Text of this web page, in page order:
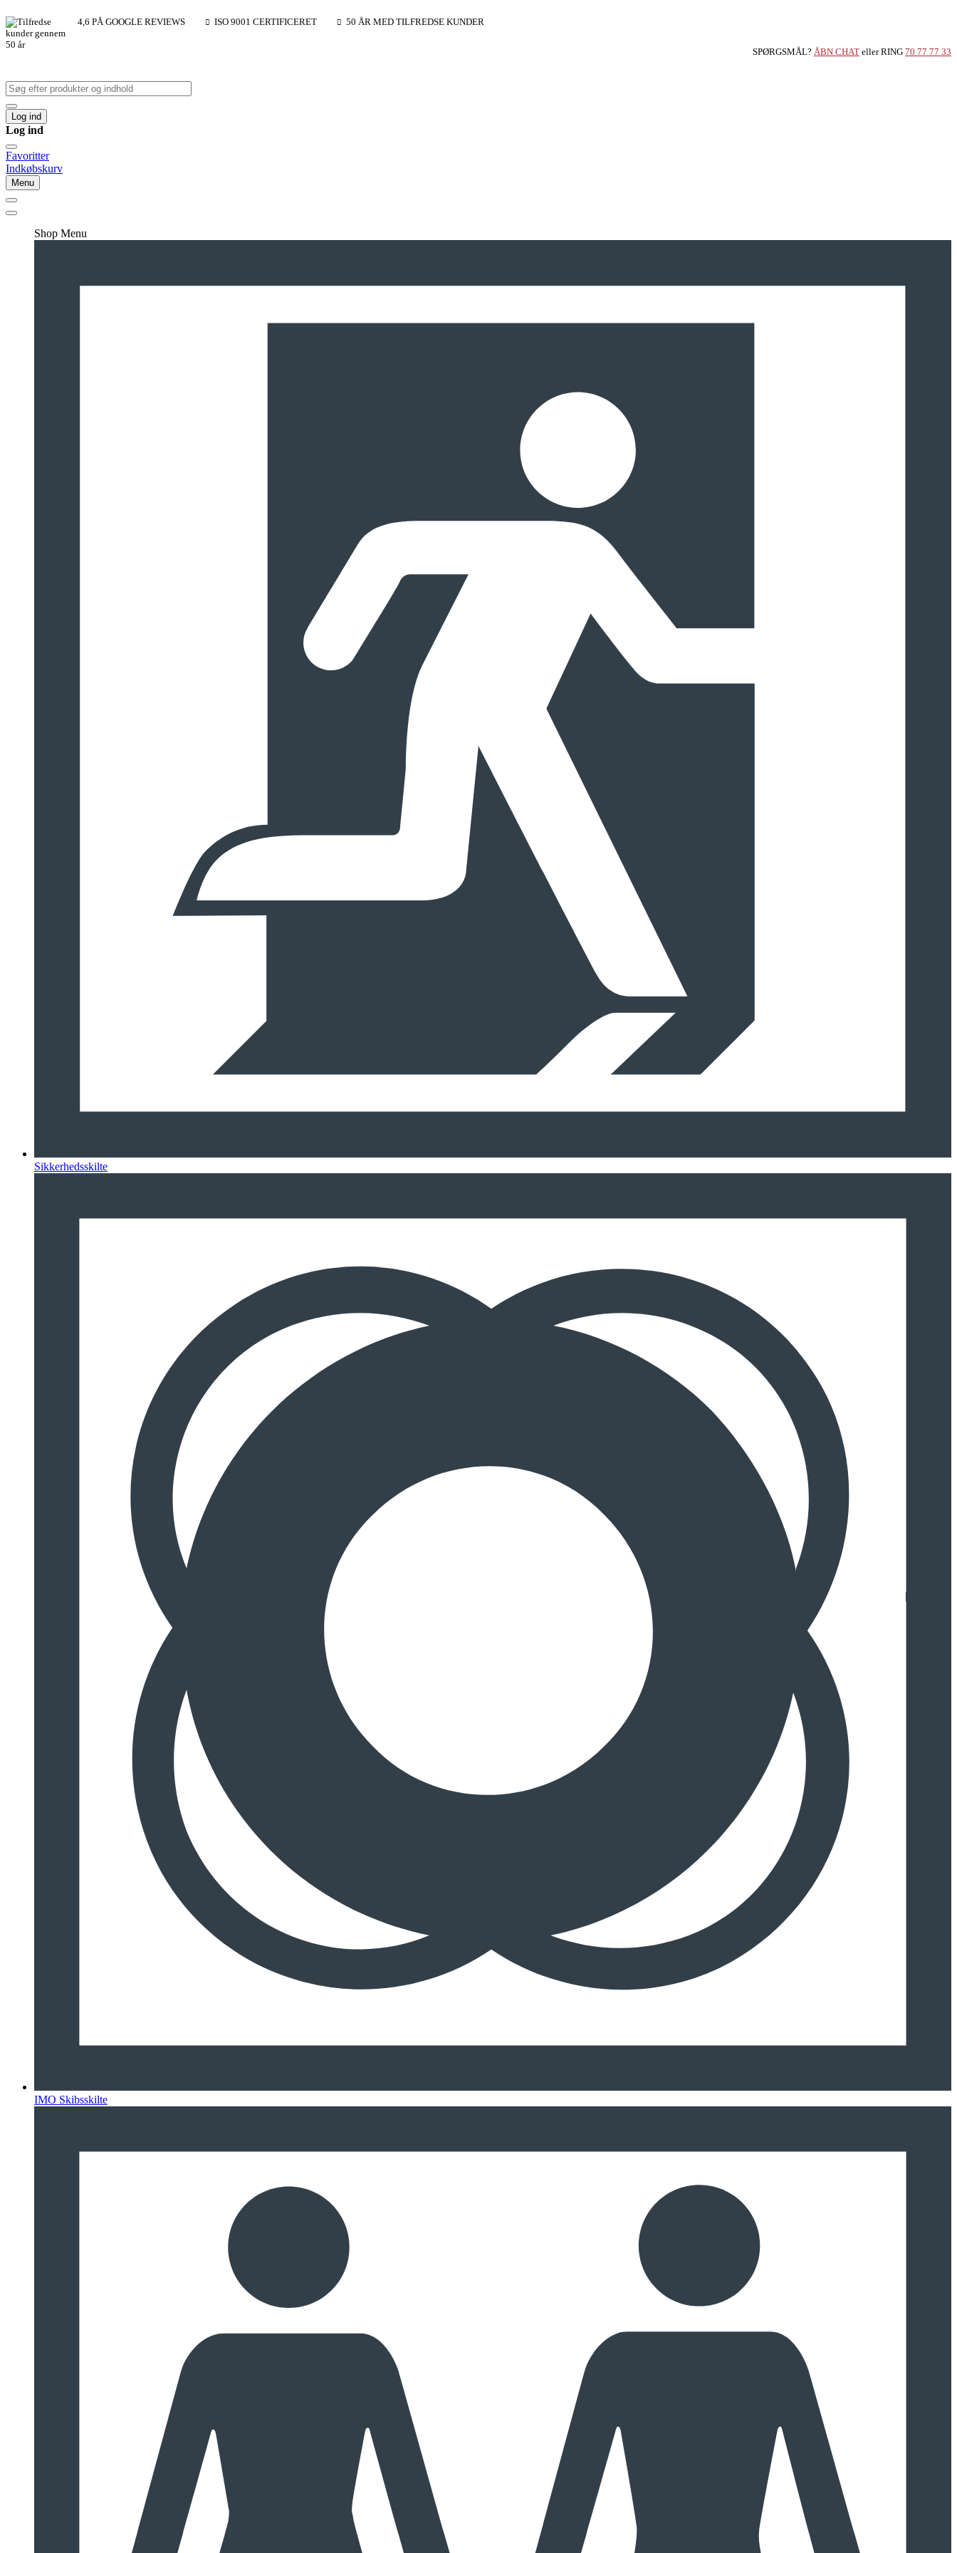
4,6 PÅ GOOGLE REVIEWS ISO 9001 CERTIFICERET 50 ÅR MED TILFREDSE KUNDER
SPØRGSMÅL? ÅBN CHAT eller RING 70 77 77 33
Log ind
Log ind
Favoritter
Indkøbskurv
Menu
Shop Menu
Sikkerhedsskilte
IMO Skibsskilte